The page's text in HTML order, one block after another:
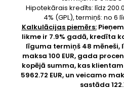
Hipotekārais kredīts: līdz
4% (GPL), termiņš: no 6
Kalkulācijas piemērs:
likme ir 7.9% gadā, kredīta
līguma termiņš 48
maksa 100 EUR, gada
kopējā summa, kas
5962.72 EUR, un veicamo
sastāda